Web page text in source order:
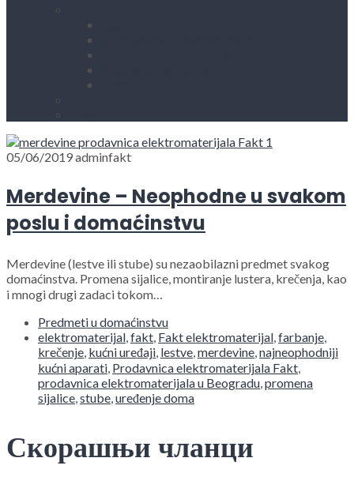
05/06/2019adminfakt
Merdevine – Neophodne u svakom
poslu i domaćinstvu
Merdevine (lestve ili stube) su nezaobilazni predmet svakog
domaćinstva. Promena sijalice, montiranje lustera, krečenja, kao
i mnogi drugi zadaci tokom…
Predmeti u domaćinstvu
elektromaterijal,fakt, Fakt elektromaterijal,farbanje,
krečenje, kućni uređaji, lestve,merdevine,najneophodniji
kućni aparati, Prodavnica elektromaterijala Fakt,
prodavnica elektromaterijala u Beogradu,promena
sijalice,stube,uređenje doma
Скорашњи чланци